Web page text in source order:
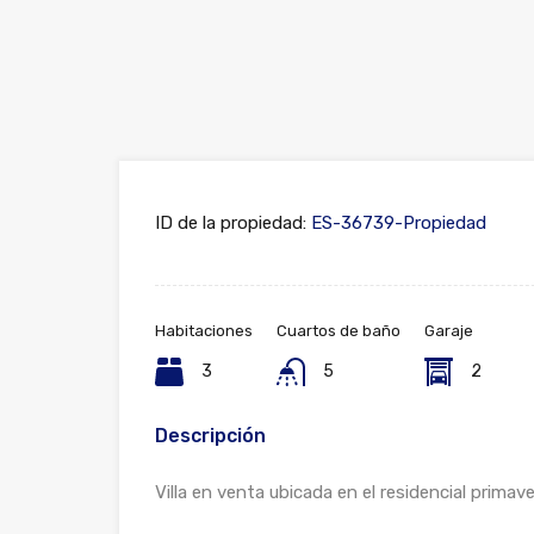
ID de la propiedad: ES-36739-Propiedad
Habitaciones
3
Cuartos de baño
5
Garaje
2
Descripción
Villa en venta ubicada en el residencial